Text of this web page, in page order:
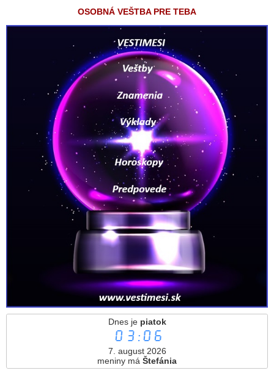
OSOBNÁ VEŠTBA PRE TEBA
Dnes je piatok
03:06
7. august 2026
meniny má Štefánia